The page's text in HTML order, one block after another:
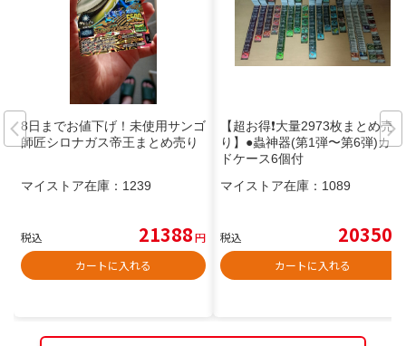
8日までお値下げ！未使用サンゴ
師匠シロナガス帝王まとめ売り
マイストア在庫： 1239
税込 21388円
カートに入れる
【超お得❗大量2973枚まとめ売
り】●蟲神器(第1弾〜第6弾)カー
ドケース6個付
マイストア在庫： 1089
税込 20350
カートに入れる